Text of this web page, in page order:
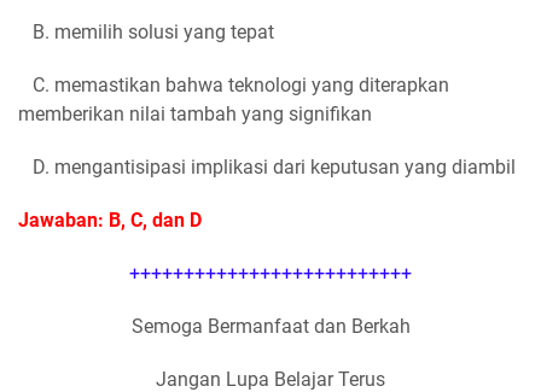
B. memilih solusi yang tepat
C. memastikan bahwa teknologi yang diterapkan
memberikan nilai tambah yang signifikan
D. mengantisipasi implikasi dari keputusan yang diambil
Jawaban: B, C, dan D
++++++++++++++++++++++++++
Semoga Bermanfaat dan Berkah
Jangan Lupa Belajar Terus